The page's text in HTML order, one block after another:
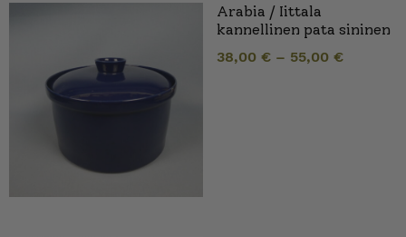
Arabia / Iittala
kannellinen pata sininen
38,00 € – 55,00 €